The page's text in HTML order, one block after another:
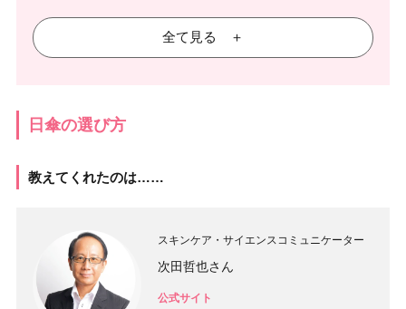
全て見る ＋
日傘の選び方
教えてくれたのは……
スキンケア・サイエンスコミュニケーター
次田哲也さん
公式サイト